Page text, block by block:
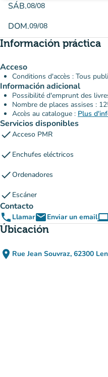
SÁB.08/08
DOM.09/08
Información práctica
Acceso
Conditions d'accès : Tous
Información adicional
Possibilité d'emprunt des
Nombre de places assises :
Accès au catalogue : Plus
Servicios disponibles
checkAcceso PMR
check Enchufes eléctricos
checkOrdenadores
check Escáner
Contacto
phone LlamaremailEnviar un email
Úbicación
place Rue Jean Souvraz, 62300
(abrir en
(nueva